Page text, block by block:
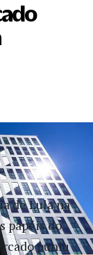
de Lula na
papéis do
puniu